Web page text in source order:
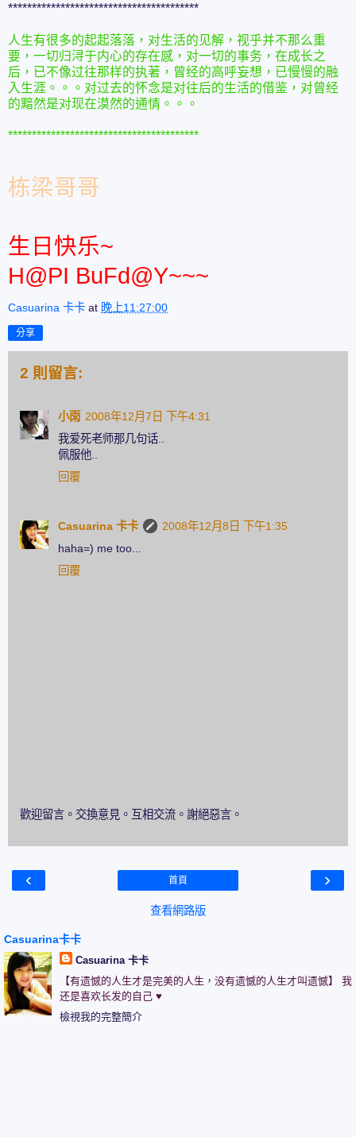
****************************************
人生有很多的起起落落，对生活的见解，视乎并不那么重
要，一切归浔于内心的存在感，对一切的事务，在成长之
后，已不像过往那样的执著，曾经的高呼妄想，已慢慢的融
入生涯。。。对过去的怀念是对往后的生活的借鉴，对曾经
的黯然是对现在漠然的通情。。。
****************************************
栋梁哥哥
生日快乐~
H@PI BuFd@Y~~~
Casuarina 卡卡 at 晚上11:27:00
分享
2 則留言:
小雨 2008年12月7日 下午4:31
我爱死老师那几句话..
佩服他..
回覆
Casuarina 卡卡
2008年12月8日 下午1:35
haha=) me too...
回覆
歡迎留言。交換意見。互相交流。謝絕惡言。
‹ ›
首頁
查看網路版
Casuarina卡卡
Casuarina 卡卡
【有遗憾的人生才是完美的人生，没有遗憾的人生才叫遗憾】 我
还是喜欢长发的自己 ♥
檢視我的完整簡介